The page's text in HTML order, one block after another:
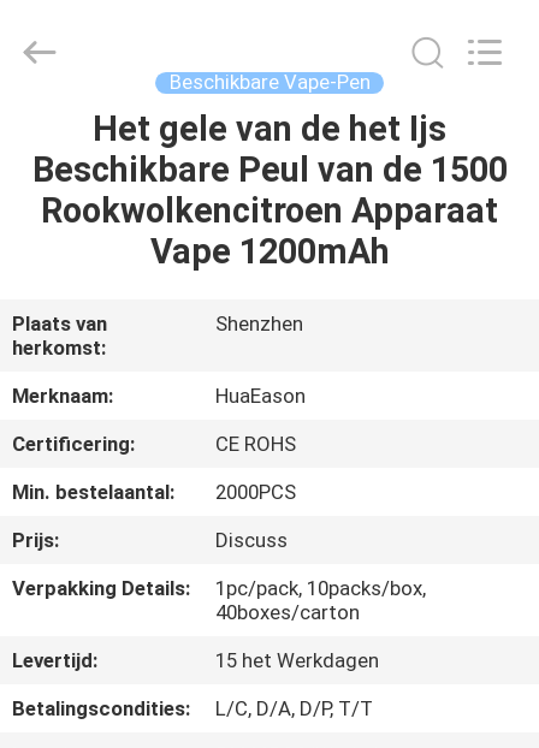
PRODUCTEN
ONGEVEER
ONS
FABRIEKSREIS
KWALITEITSCONTROLE
OM
EEN
Vape
Supplier.
Shenzhen
Huayixing
ECER
Beschikbare Vape-Pen
Het gele van de het Ijs
Beschikbare Peul van de 1500
Rookwolkencitroen Apparaat
Vape 1200mAh
Plaats van
herkomst:
Shenzhen
Merknaam:
HuaEason
Certificering:
CE ROHS
Min. bestelaantal:
2000PCS
Prijs:
Discuss
Verpakking Details:
1pc/pack, 10packs/box,
40boxes/carton
Levertijd:
15 het Werkdagen
Betalingscondities:
L/C, D/A, D/P, T/T